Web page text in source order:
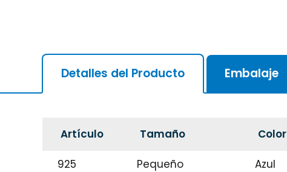
Detalles del Producto Embalaje
Artículo Tamaño Color
925 Pequeño Azul